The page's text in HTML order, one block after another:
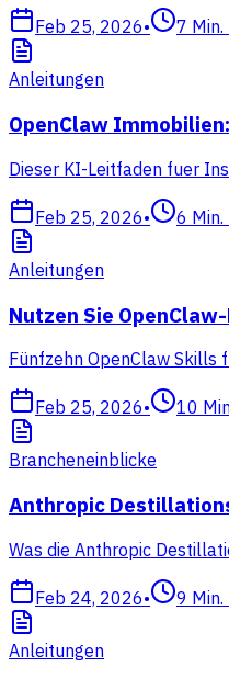
Feb 25, 2026• 7 Min.
Anleitungen
OpenClaw
Dieser KI-Leitfaden fuer
Feb 25, 2026• 6 Min.
Anleitungen
Nutzen Sie
Fünfzehn OpenClaw Skills
Feb 25, 2026• 10
Brancheneinblicke
Anthropic
Was die Anthropic
Feb 24, 2026• 9 Min.
Anleitungen